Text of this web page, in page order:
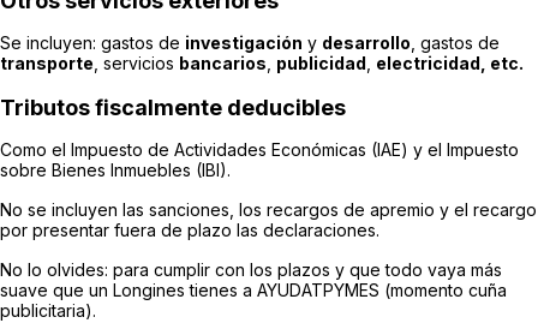
Se incluyen: gastos de investigación y desarrollo , gastos de
transporte , servicios bancarios publicidad electricidad, etc.
Tributos fiscalmente deducibles
Como el Impuesto de Actividades Económicas (IAE) y el Impuesto
sobre Bienes Inmuebles (IBI).
No se incluyen las sanciones, los recargos de apremio y el recargo
por presentar fuera de plazo las declaraciones.
No lo olvides: para cumplir con los plazos y que todo vaya más
suave que un Longines tienes a AYUDATPYMES (momento cuña
publicitaria).